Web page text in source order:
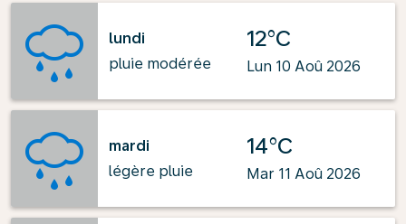
lundi
pluie modérée
12°C
Lun 10 Aoû 2026
mardi
légère pluie
14°C
Mar 11 Aoû 2026